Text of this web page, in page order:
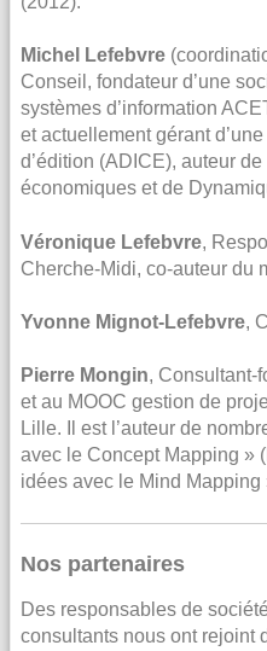
Michel Lefebvre
Conseil, fondateur d’une
systèmes d’information
et actuellement gérant
d’édition (ADICE), auteur
économiques et de
Véronique Lefebvre,
Cherche-Midi, co-auteur du
Yvonne Mignot-Lefebvre,
Pierre Mongin, Consultant-
et au MOOC gestion de
Lille. Il est l’auteur de
avec le Concept Mapping »
idées avec le Mind Mapping
Nos partenaires
Des responsables de
consultants nous ont rejoint